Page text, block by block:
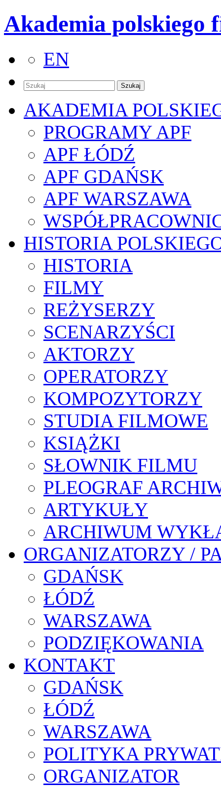
Akademia polskiego
EN
AKADEMIA
PROGRAMY APF
APF ŁÓDŹ
APF GDAŃSK
APF WARSZAWA
HISTORIA
HISTORIA
FILMY
REŻYSERZY
SCENARZYŚCI
AKTORZY
OPERATORZY
KOMPOZYTORZY
STUDIA FILMOWE
KSIĄŻKI
SŁOWNIK FILMU
PLEOGRAF
ARTYKUŁY
ARCHIWUM
ORGANIZATORZY /
GDAŃSK
ŁÓDŹ
WARSZAWA
PODZIĘKOWANIA
KONTAKT
GDAŃSK
ŁÓDŹ
WARSZAWA
POLITYKA
ORGANIZATOR